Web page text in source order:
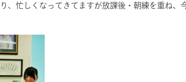
、忙しくなってきてますが放課後・朝練を重ね、